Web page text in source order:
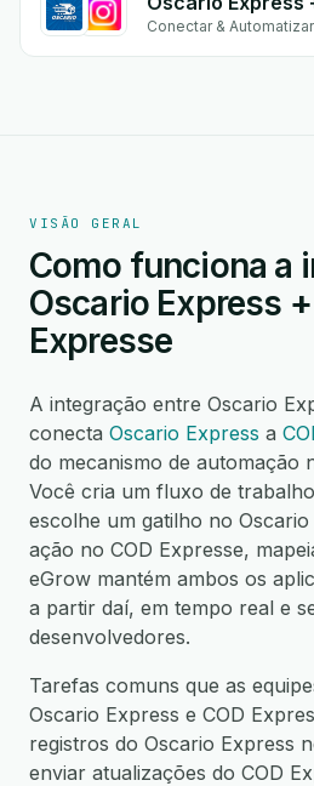
Conectar & Automatizar
VISÃO GERAL
Como funciona a
Oscario Express
Expresse
A integração entre Oscario
conecta Oscario Express a
do mecanismo de automação
Você cria um fluxo de
escolhe um gatilho no
ação no COD Expresse,
eGrow mantém ambos os
a partir daí, em tempo real e
desenvolvedores.
Tarefas comuns que as
Oscario Express e COD
registros do Oscario Express
enviar atualizações do COD